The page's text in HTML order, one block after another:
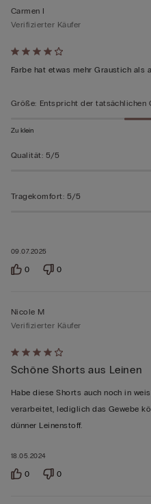
Mit
4
5
09.07.2025
Carmen I
Verifizierter Käufer
Farbe hat etwas mehr Graustich als
Größe: Entspricht der tatsächlichen
Zu klein
Qualität: 5/5
Tragekomfort: 5/5
0 0
Mit
4
von
5
bewertet
18.05.2024
Nicole M
Verifizierter Käufer
Schöne Shorts aus Leinen
Habe diese Shorts auch noch in
verarbeitet, lediglich das Gewebe
dünner Leinenstoff.
0 0